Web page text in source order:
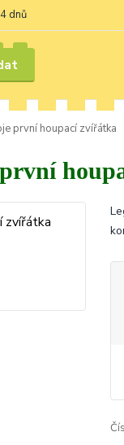
dnů
první houpací zvířátka